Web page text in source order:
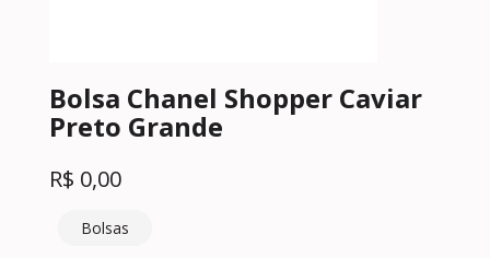
Bolsa Chanel Shopper Caviar
Preto Grande
R$ 0,00
Bolsas